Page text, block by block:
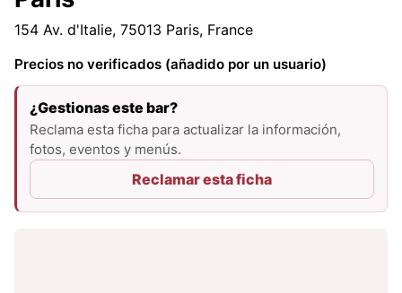
154 Av. d'Italie, 75013 Paris, France
Precios no verificados (añadido por un usuario)
¿Gestionas este bar?
Reclama esta ficha para actualizar la información,
fotos, eventos y menús.
Reclamar esta ficha